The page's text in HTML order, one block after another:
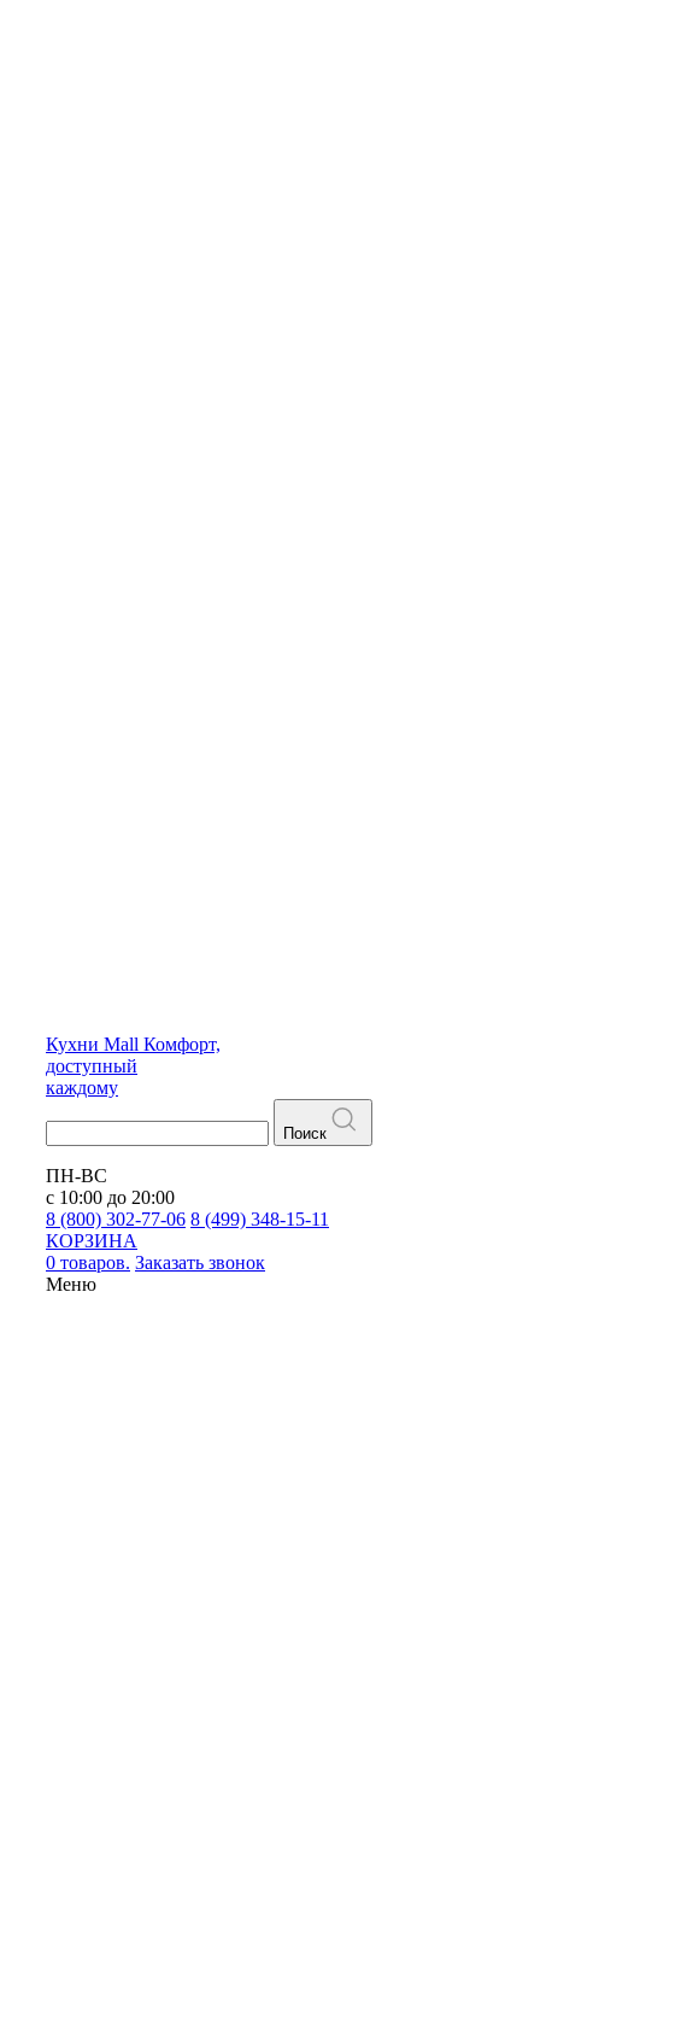
Кухни Mall Комфорт,
доступный
каждому
Поиск
ПН-ВС
с 10:00 до 20:00
8 (800) 302-77-06 8 (499) 348-15-11
КОРЗИНА
0 товаров. Заказать звонок
Меню